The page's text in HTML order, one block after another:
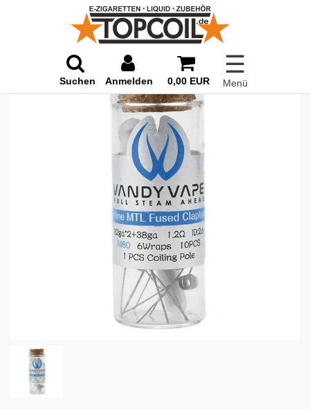
Suchen Anmelden 0,00 EUR
☰
Menü